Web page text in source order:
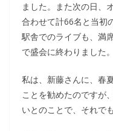
ました。また次の日、
合わせて計66名と当初
駅舎でのライブも、満
で盛会に終わりました。
私は、新藤さんに、春
ことを勧めたのですが
いとのことで、それで